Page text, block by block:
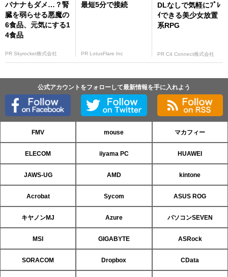
バナナもダメ…？腎
臓を弱らせる悪魔の
6食品、元気にする1
4食品
PR Skyrocket株式会社
最短5分で接続
PR LotusFlare Inc
DLなしで気軽にﾌﾟﾚ
ｲできる美少女放置
系RPG
PR C4 Connect株式会社
公式アカウントをフォローして最新情報を手に入れよう
FMV mouse マカフィー
ELECOM iiyama PC HUAWEI
JAWS-UG AMD kintone
Acrobat Sycom ASUS ROG
キヤノンMJ Azure パソコンSEVEN
MSI GIGABYTE ASRock
SORACOM Dropbox CData